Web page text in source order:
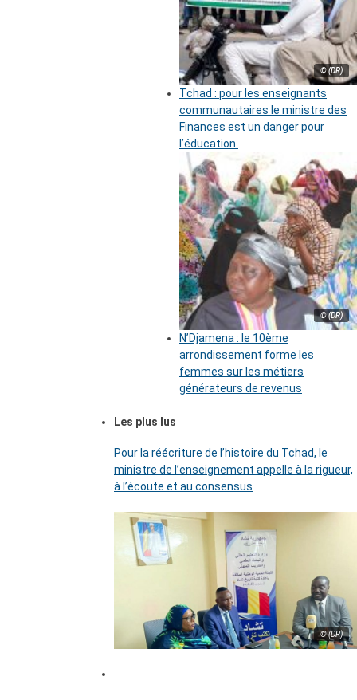
© (DR)
Tchad : pour les enseignants
communautaires le ministre des
Finances est un danger pour
l’éducation.
© (DR)
N’Djamena : le 10ème
arrondissement forme les
femmes sur les métiers
générateurs de revenus
Les plus lus
Pour la réécriture de l’histoire du Tchad, le
ministre de l’enseignement appelle à la rigueur,
à l’écoute et au consensus
© (DR)